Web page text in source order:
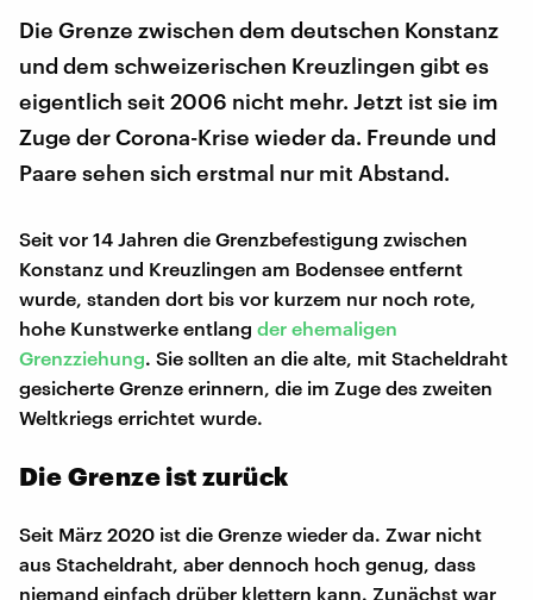
Die Grenze zwischen dem deutschen Konstanz
und dem schweizerischen Kreuzlingen gibt es
eigentlich seit 2006 nicht mehr. Jetzt ist sie im
Zuge der Corona-Krise wieder da. Freunde und
Paare sehen sich erstmal nur mit Abstand.
Seit vor 14 Jahren die Grenzbefestigung zwischen
Konstanz und Kreuzlingen am Bodensee entfernt
wurde, standen dort bis vor kurzem nur noch rote,
hohe Kunstwerke entlang der ehemaligen
Grenzziehung. Sie sollten an die alte, mit Stacheldraht
gesicherte Grenze erinnern, die im Zuge des zweiten
Weltkriegs errichtet wurde.
Die Grenze ist zurück
Seit März 2020 ist die Grenze wieder da. Zwar nicht
aus Stacheldraht, aber dennoch hoch genug, dass
niemand einfach drüber klettern kann. Zunächst war